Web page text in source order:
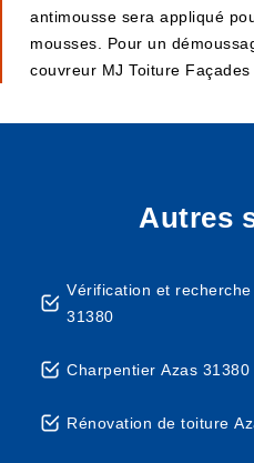
antimousse sera appliqué
mousses. Pour un
couvreur MJ Toiture Façades
Autres
Vérification et
31380
Charpentier Azas 31380
Rénovation de toiture